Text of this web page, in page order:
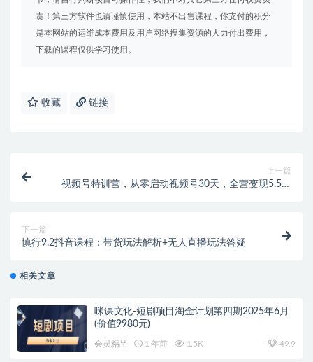
责！第三方软件也请谨慎使用，本站不出售课程，你支付的积分
是本网站的运维成本费用及用户网络搜集资源的人力付出费用，
下载的课程仅供学习使用。
收藏 链接
上一篇
视频号特训营，从零启动视频号30天，全营变现5.5万
下一篇
慎行9.2抖音课程：带货玩法解析+无人直播玩法答疑
相关文章
咪课文化-短剧项目淘金计划第四期2025年6月
(价值9980元)
会员精品 1 年前 1.5K 49.9